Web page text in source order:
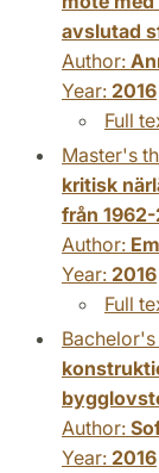
avslutad
Author:
Year: 2016
Full
Master's
kritisk
från 1962-
Author:
Year: 2016
Full
Author:
Year: 2016